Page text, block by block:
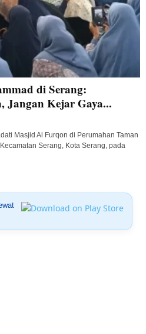
di Serang:
Jangan Kejar Gaya...
Masjid Al Furqon di Perumahan Taman
Serang, Kota Serang, pada